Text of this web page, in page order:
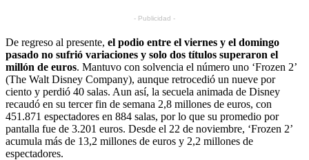
- Publicidad -
De regreso al presente, el podio entre el viernes y el domingo
pasado no sufrió variaciones y solo dos títulos superaron el
millón de euros. Mantuvo con solvencia el número uno ‘Frozen 2’
(The Walt Disney Company), aunque retrocedió un nueve por
ciento y perdió 40 salas. Aun así, la secuela animada de Disney
recaudó en su tercer fin de semana 2,8 millones de euros, con
451.871 espectadores en 884 salas, por lo que su promedio por
pantalla fue de 3.201 euros. Desde el 22 de noviembre, ‘Frozen 2’
acumula más de 13,2 millones de euros y 2,2 millones de
espectadores.